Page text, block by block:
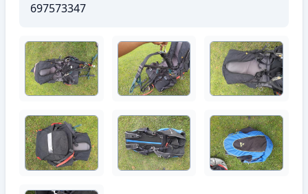
697573347